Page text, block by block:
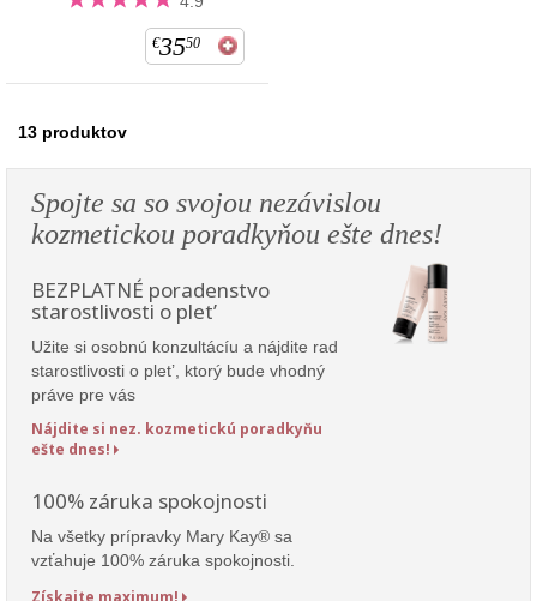
€3550
13 produktov
Spojte sa so svojou nezávislou
kozmetickou poradkyňou ešte dnes!
BEZPLATNÉ poradenstvo
starostlivosti o plet’
Užite si osobnú konzultácíu a nájdite rad
starostlivosti o plet’, ktorý bude vhodný
práve pre vás
Nájdite si nez. kozmetickú poradkyňu
ešte dnes!
100% záruka spokojnosti
Na všetky prípravky Mary Kay® sa
vzťahuje 100% záruka spokojnosti.